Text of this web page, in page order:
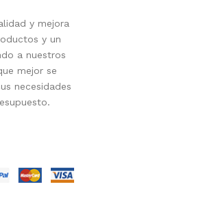
y mejora
y un
a nuestros
mejor se
necesidades